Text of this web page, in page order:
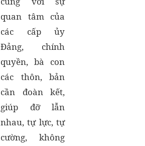
quan tâm của
các cấp ủy
Đảng, chính
quyền, bà con
các thôn, bản
cần đoàn kết,
giúp đỡ lẫn
nhau, tự lực, tự
cường, không